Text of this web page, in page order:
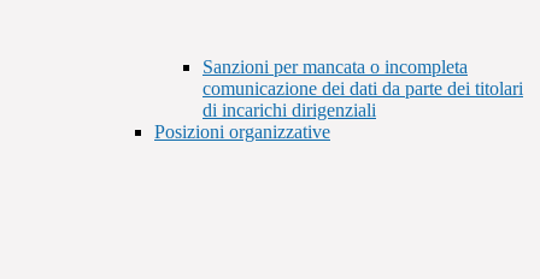
Sanzioni per mancata o incompleta
comunicazione dei dati da parte dei titolari
di incarichi dirigenziali
Posizioni organizzative